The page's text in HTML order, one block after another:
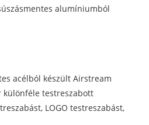
alumíniumból
acélból készült Airstream
különféle testreszabott
LOGO testreszabást,